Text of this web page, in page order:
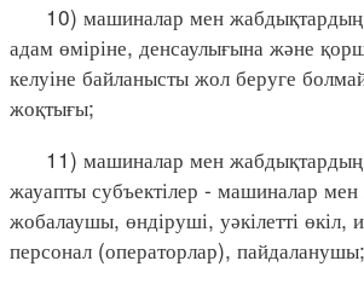
10) машиналар мен жабдықтардың
адам өміріне, денсаулығына және
келуіне байланысты жол беруге
жоқтығы;
11) машиналар мен жабдықтардың
жауапты субъектілер - машиналар
жобалаушы, өндіруші, уәкілетті өкіл,
персонал (операторлар), пайдаланушы;